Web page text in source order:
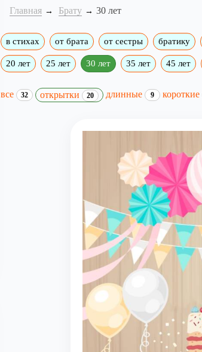
Главная Брату 30 лет
в стихах от брата от сестры братику
20 лет 25 лет 30 лет 35 лет 45 лет
все 32 открытки 20 длинные 9 короткие